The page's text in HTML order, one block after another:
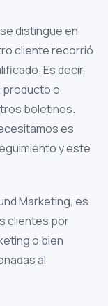
distingue en
cliente recorrió
Es decir,
producto o
boletines.
es
y este
Marketing, es
clientes por
o bien
al